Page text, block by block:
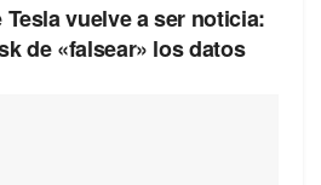
Tesla vuelve a ser noticia:
de «falsear» los datos